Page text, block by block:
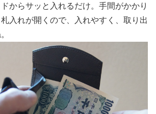
からサッと入れるだけ。手間がかかり
入れが開くので、入れやすく、取り出